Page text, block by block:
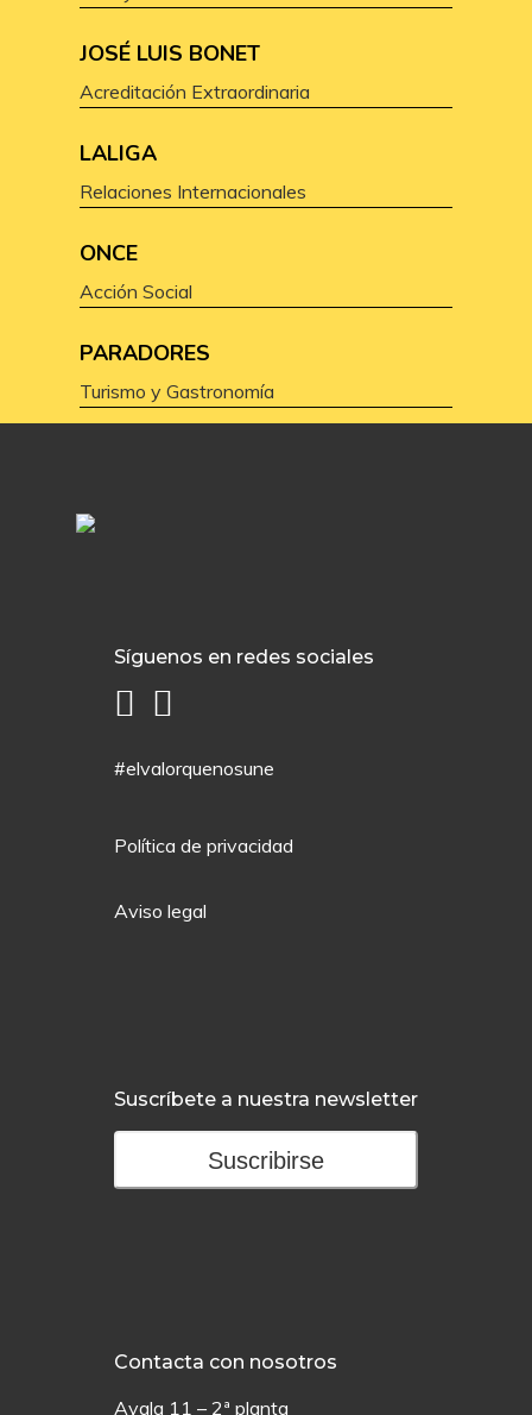
JOSÉ LUIS BONET
Acreditación Extraordinaria
LALIGA
Relaciones Internacionales
ONCE
Acción Social
PARADORES
Turismo y Gastronomía
Síguenos en redes sociales
#elvalorquenosune
Política de privacidad
Aviso legal
Suscríbete a nuestra newsletter
Suscribirse
Contacta con nosotros
Ayala 11 – 2ª planta